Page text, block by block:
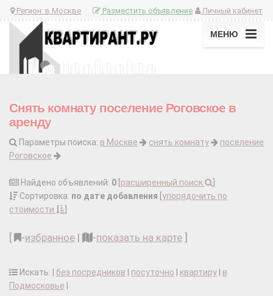
Регион: в Москве Личный кабинет
Разместить объявление
МЕНЮ
Снять комнату поселение Роговское в
аренду
Параметры поиска: в Москве снять комнату
поселение
Роговское
Найдено объявлений: 0 расширенный поиск
Сортировка: по дате добавления упорядочить по
стоимости
-избранное | -показать на карте
Искать: | без посредников посуточно квартиру
в
Подмосковье